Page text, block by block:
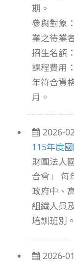
期。
參與對象
業之待業
招生名額
課程費用
年符合資
月。
2026-
115年度
財團法人
合會」 每
政府中、
組織人員
培訓班別。
2026-